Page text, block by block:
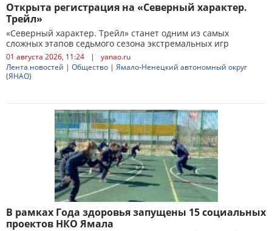
Открыта регистрация на «Северный характер.
Трейл»
«Северный характер. Трейл» станет одним из самых
сложных этапов седьмого сезона экстремальных игр
01 августа 2026, 11:24 |
yanao.ru
Лента новостей | Общество | Ямало-Ненецкий автономный округ
(ЯНАО)
В рамках Года здоровья запущены 15 социальных
проектов НКО Ямала